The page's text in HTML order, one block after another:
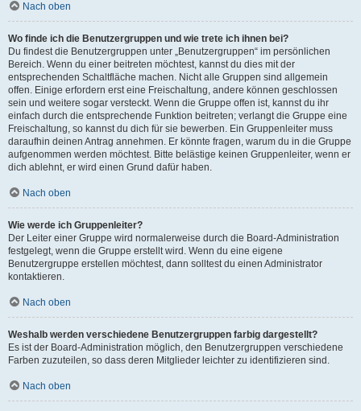
Nach oben
Wo finde ich die Benutzergruppen und wie trete ich ihnen bei?
Du findest die Benutzergruppen unter „Benutzergruppen“ im persönlichen
Bereich. Wenn du einer beitreten möchtest, kannst du dies mit der
entsprechenden Schaltfläche machen. Nicht alle Gruppen sind allgemein
offen. Einige erfordern erst eine Freischaltung, andere können geschlossen
sein und weitere sogar versteckt. Wenn die Gruppe offen ist, kannst du ihr
einfach durch die entsprechende Funktion beitreten; verlangt die Gruppe eine
Freischaltung, so kannst du dich für sie bewerben. Ein Gruppenleiter muss
daraufhin deinen Antrag annehmen. Er könnte fragen, warum du in die Gruppe
aufgenommen werden möchtest. Bitte belästige keinen Gruppenleiter, wenn er
dich ablehnt, er wird einen Grund dafür haben.
Nach oben
Wie werde ich Gruppenleiter?
Der Leiter einer Gruppe wird normalerweise durch die Board-Administration
festgelegt, wenn die Gruppe erstellt wird. Wenn du eine eigene
Benutzergruppe erstellen möchtest, dann solltest du einen Administrator
kontaktieren.
Nach oben
Weshalb werden verschiedene Benutzergruppen farbig dargestellt?
Es ist der Board-Administration möglich, den Benutzergruppen verschiedene
Farben zuzuteilen, so dass deren Mitglieder leichter zu identifizieren sind.
Nach oben